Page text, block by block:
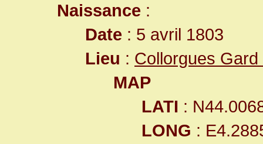
Naissance :
Date : 5 avril 1803
Lieu : Collorgues
MAP
LATI :
LONG :